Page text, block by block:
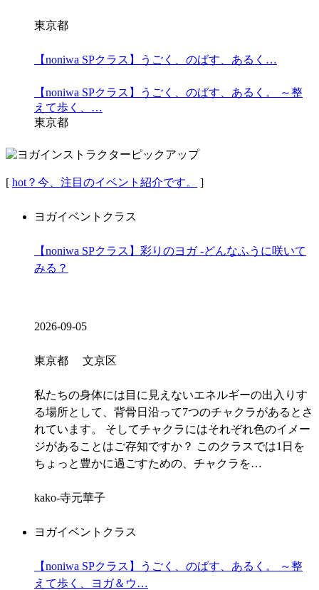
東京都
【noniwa SPクラス】うごく、のばす、あるく…
【noniwa SPクラス】うごく、のばす、あるく。 ～整
えて歩く、…
東京都
[ hot？ 今、注目のイベント紹介です。 ]
ヨガイベントクラス
【noniwa SPクラス】彩りのヨガ -どんなふうに咲いて
みる？
2026-09-05
東京都 文京区
私たちの身体には目に見えないエネルギーの出入りす
る場所として、背骨日沿って7つのチャクラがあるとさ
れています。 そしてチャクラにはそれぞれ色のイメー
ジがあることはご存知ですか？ このクラスでは1日を
ちょっと豊かに過ごすための、チャクラを…
kako-寺元華子
ヨガイベントクラス
【noniwa SPクラス】うごく、のばす、あるく。 ～整
えて歩く、ヨガ＆ウ…